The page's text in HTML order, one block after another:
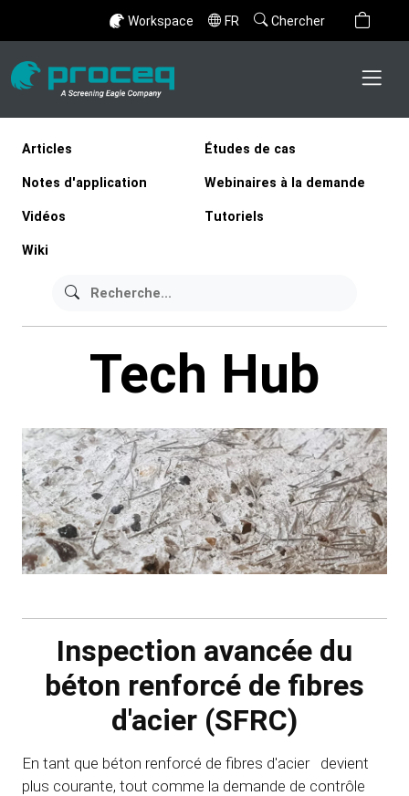
Workspace FR Chercher
Articles Études de cas
Notes d'application Webinaires à la demande
Vidéos Tutoriels
Wiki
Tech Hub
Inspection avancée du
béton renforcé de fibres
d'acier (SFRC)
En tant que béton renforcé de fibres d'acier devient
plus courante, tout comme la demande de contrôle